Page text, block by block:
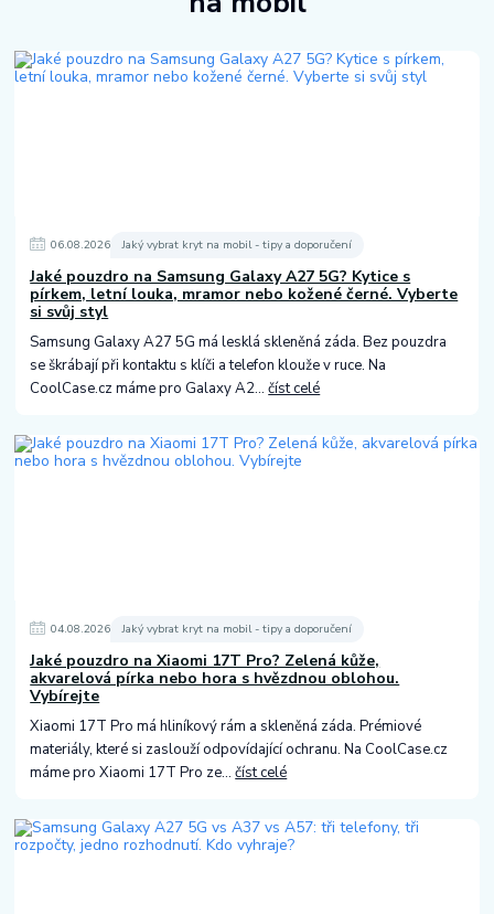
06.08.2026 Jaký vybrat kryt na mobil - tipy a doporučení
Jaké pouzdro na Samsung Galaxy A27 5G? Kytice s
pírkem, letní louka, mramor nebo kožené černé. Vyberte
si svůj styl
Samsung Galaxy A27 5G má lesklá skleněná záda. Bez pouzdra
se škrábají při kontaktu s klíči a telefon klouže v ruce. Na
CoolCase.cz máme pro Galaxy A2...číst celé
04.08.2026 Jaký vybrat kryt na mobil - tipy a doporučení
Jaké pouzdro na Xiaomi 17T Pro? Zelená kůže,
akvarelová pírka nebo hora s hvězdnou oblohou.
Vybírejte
Xiaomi 17T Pro má hliníkový rám a skleněná záda. Prémiové
materiály, které si zaslouží odpovídající ochranu. Na CoolCase.cz
máme pro Xiaomi 17T Pro ze...číst celé